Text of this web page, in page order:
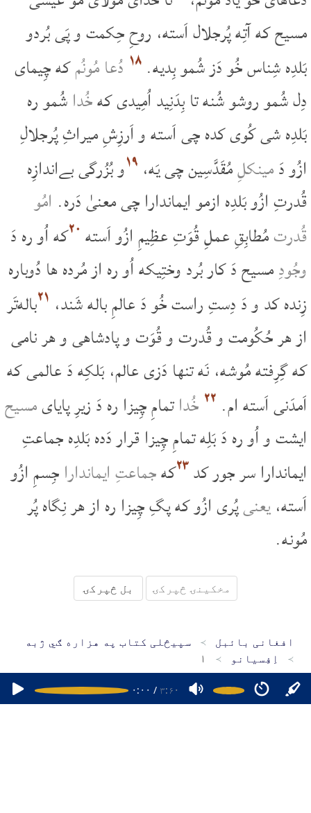
۰:۰۰ / ۳:۶۰
مسیح که آتِه پُرجلال اَسته، روحِ حِکمت و پَی بُردو
بَلدِه شِناس خُو دَز شُمو بِدیه.۱۸ دُعا مُونُمکه چِیمای
دِل شُمو روشو شُنه تا بِدَنِید اُمِیدی کهخُداشُمو ره
بَلدِه شی کُوی کده چی اَسته و اَرزِشِ میراثِ پُرجلالِ
ازُو دَمینکلِمُقَدَّسِین چی یَه، ۱۹و بُزُرگی بےاندازِه
قُدرتِ ازُو بَلدِه ازمو ایماندارا چی معنیٰ دَره. امُو
قُدرتمُطابِقِ عملِ قُوَتِ عظِیمِ ازُو اَسته ۲۰که اُو ره دَ
وجُودِمسیح دَ کار بُرد وختِیکه اُو ره از مُرده ها دُوباره
زِنده کد و دَ دِستِ راست خُو دَ عالمِ باله شَند، ۲۱باله‌تَر
از هر حُکُومت و قُدرت و قُوَت و پادشاهی و هر نامی
که گِرِفته مُوشه، نَه تنها دَزی عالم، بَلکِه دَ عالمی که
اَمدَنی اَسته ام. ۲۲ خُداتمامِ چِیزا ره دَ زیرِ پایایمسیح
ایشت و اُو ره دَ بَلِه تمامِ چِیزا قرار دَده بَلدِه جماعتِ
ایماندارا سر جور کد۲۳کهجماعتِ ایمانداراجِسمِ ازُو
اَسته،یعنیپُری ازُو که پگِ چِیزا ره از هر نِگاه پُر
مُونه.
مخکینۍ څپرکۍ بل څپرکۍ
افغانی بائبل
سپیڅلی کتاب په هزاره ګي ژبه
اِفِسيانو
۱